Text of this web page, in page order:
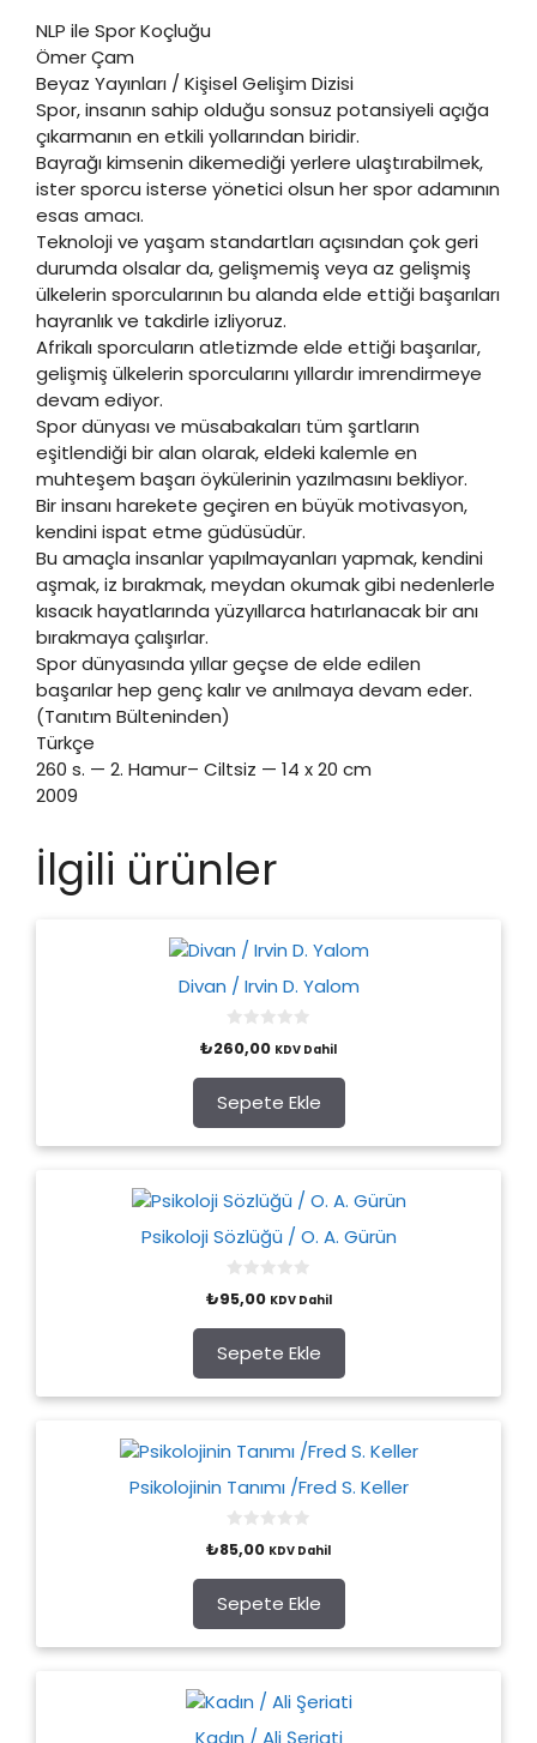
NLP ile Spor Koçluğu
Ömer Çam
Beyaz Yayınları / Kişisel Gelişim Dizisi
Spor, insanın sahip olduğu sonsuz potansiyeli açığa
çıkarmanın en etkili yollarından biridir.
Bayrağı kimsenin dikemediği yerlere ulaştırabilmek,
ister sporcu isterse yönetici olsun her spor adamının
esas amacı.
Teknoloji ve yaşam standartları açısından çok geri
durumda olsalar da, gelişmemiş veya az gelişmiş
ülkelerin sporcularının bu alanda elde ettiği başarıları
hayranlık ve takdirle izliyoruz.
Afrikalı sporcuların atletizmde elde ettiği başarılar,
gelişmiş ülkelerin sporcularını yıllardır imrendirmeye
devam ediyor.
Spor dünyası ve müsabakaları tüm şartların
eşitlendiği bir alan olarak, eldeki kalemle en
muhteşem başarı öykülerinin yazılmasını bekliyor.
Bir insanı harekete geçiren en büyük motivasyon,
kendini ispat etme güdüsüdür.
Bu amaçla insanlar yapılmayanları yapmak, kendini
aşmak, iz bırakmak, meydan okumak gibi nedenlerle
kısacık hayatlarında yüzyıllarca hatırlanacak bir anı
bırakmaya çalışırlar.
Spor dünyasında yıllar geçse de elde edilen
başarılar hep genç kalır ve anılmaya devam eder.
(Tanıtım Bülteninden)
Türkçe
260 s. — 2. Hamur– Ciltsiz — 14 x 20 cm
2009
İlgili ürünler
Divan / Irvin D. Yalom
0
o
t
o
f
5
₺260,00 KDV Dahil
Sepete Ekle
Psikoloji Sözlüğü / O. A. Gürün
o
t
o
f
5
₺95,00 KDV Dahil
Sepete Ekle
Psikolojinin Tanımı /Fred S. Keller
o
t
o
f
5
₺85,00 KDV Dahil
Sepete Ekle
Kadın / Ali Şeriati